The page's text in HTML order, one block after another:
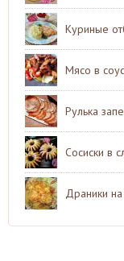
Куриные
Мясо в
Рулька
Сосиски в
Драники